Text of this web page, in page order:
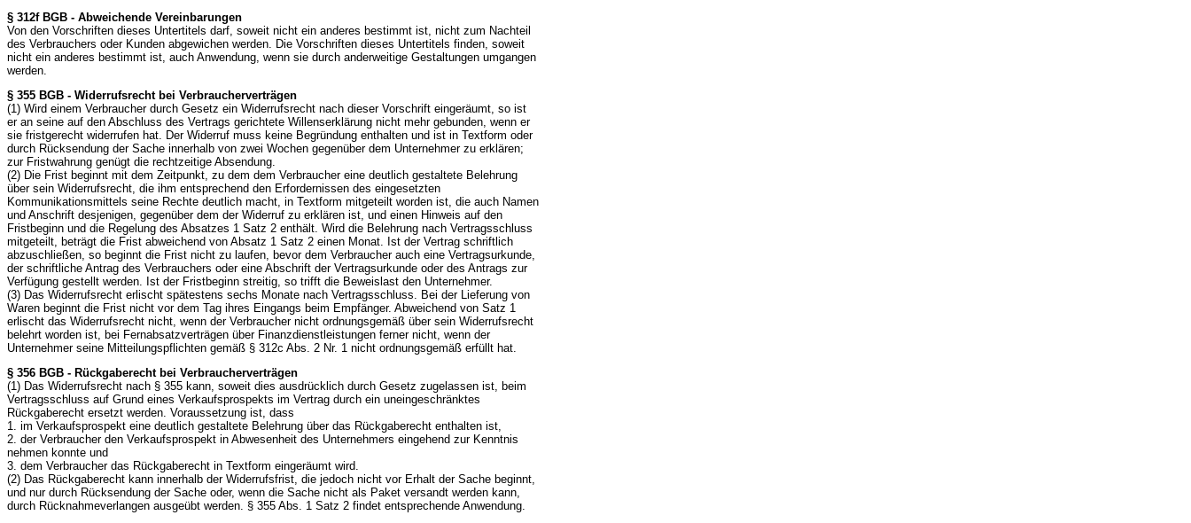
§ 312f BGB - Abweichende Vereinbarungen
Von den Vorschriften dieses Untertitels darf, soweit nicht ein anderes bestimmt ist, nicht zum Nachteil
des Verbrauchers oder Kunden abgewichen werden. Die Vorschriften dieses Untertitels finden, soweit
nicht ein anderes bestimmt ist, auch Anwendung, wenn sie durch anderweitige Gestaltungen umgangen
werden.
§ 355 BGB - Widerrufsrecht bei Verbraucherverträgen
(1) Wird einem Verbraucher durch Gesetz ein Widerrufsrecht nach dieser Vorschrift eingeräumt, so ist
er an seine auf den Abschluss des Vertrags gerichtete Willenserklärung nicht mehr gebunden, wenn er
sie fristgerecht widerrufen hat. Der Widerruf muss keine Begründung enthalten und ist in Textform oder
durch Rücksendung der Sache innerhalb von zwei Wochen gegenüber dem Unternehmer zu erklären;
zur Fristwahrung genügt die rechtzeitige Absendung.
(2) Die Frist beginnt mit dem Zeitpunkt, zu dem dem Verbraucher eine deutlich gestaltete Belehrung
über sein Widerrufsrecht, die ihm entsprechend den Erfordernissen des eingesetzten
Kommunikationsmittels seine Rechte deutlich macht, in Textform mitgeteilt worden ist, die auch Namen
und Anschrift desjenigen, gegenüber dem der Widerruf zu erklären ist, und einen Hinweis auf den
Fristbeginn und die Regelung des Absatzes 1 Satz 2 enthält. Wird die Belehrung nach Vertragsschluss
mitgeteilt, beträgt die Frist abweichend von Absatz 1 Satz 2 einen Monat. Ist der Vertrag schriftlich
abzuschließen, so beginnt die Frist nicht zu laufen, bevor dem Verbraucher auch eine Vertragsurkunde,
der schriftliche Antrag des Verbrauchers oder eine Abschrift der Vertragsurkunde oder des Antrags zur
Verfügung gestellt werden. Ist der Fristbeginn streitig, so trifft die Beweislast den Unternehmer.
(3) Das Widerrufsrecht erlischt spätestens sechs Monate nach Vertragsschluss. Bei der Lieferung von
Waren beginnt die Frist nicht vor dem Tag ihres Eingangs beim Empfänger. Abweichend von Satz 1
erlischt das Widerrufsrecht nicht, wenn der Verbraucher nicht ordnungsgemäß über sein Widerrufsrecht
belehrt worden ist, bei Fernabsatzverträgen über Finanzdienstleistungen ferner nicht, wenn der
Unternehmer seine Mitteilungspflichten gemäß § 312c Abs. 2 Nr. 1 nicht ordnungsgemäß erfüllt hat.
§ 356 BGB - Rückgaberecht bei Verbraucherverträgen
(1) Das Widerrufsrecht nach § 355 kann, soweit dies ausdrücklich durch Gesetz zugelassen ist, beim
Vertragsschluss auf Grund eines Verkaufsprospekts im Vertrag durch ein uneingeschränktes
Rückgaberecht ersetzt werden. Voraussetzung ist, dass
1. im Verkaufsprospekt eine deutlich gestaltete Belehrung über das Rückgaberecht enthalten ist,
2. der Verbraucher den Verkaufsprospekt in Abwesenheit des Unternehmers eingehend zur Kenntnis
nehmen konnte und
3. dem Verbraucher das Rückgaberecht in Textform eingeräumt wird.
(2) Das Rückgaberecht kann innerhalb der Widerrufsfrist, die jedoch nicht vor Erhalt der Sache beginnt,
und nur durch Rücksendung der Sache oder, wenn die Sache nicht als Paket versandt werden kann,
durch Rücknahmeverlangen ausgeübt werden. § 355 Abs. 1 Satz 2 findet entsprechende Anwendung.